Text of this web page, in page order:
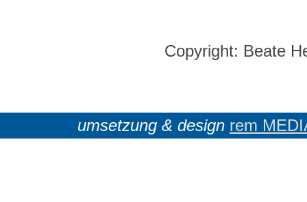
Copyright: Beate
umsetzung & design rem